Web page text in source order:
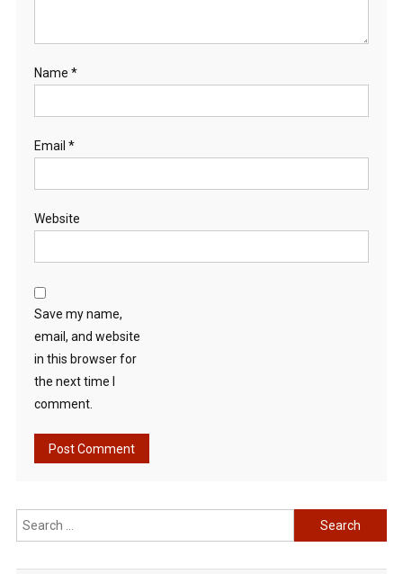
Name *
Email *
Website
Save my name,
email, and website
in this browser for
the next time I
comment.
Search
for: